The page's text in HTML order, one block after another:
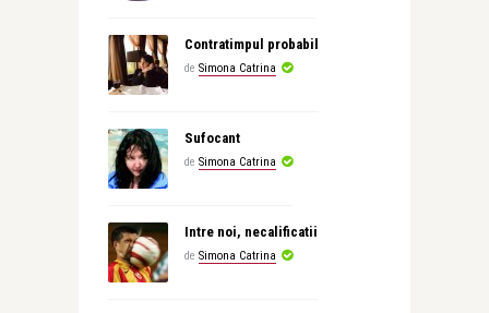
Contratimpul probabil
de Simona Catrina
Sufocant
de Simona Catrina
Intre noi, necalificatii
de Simona Catrina